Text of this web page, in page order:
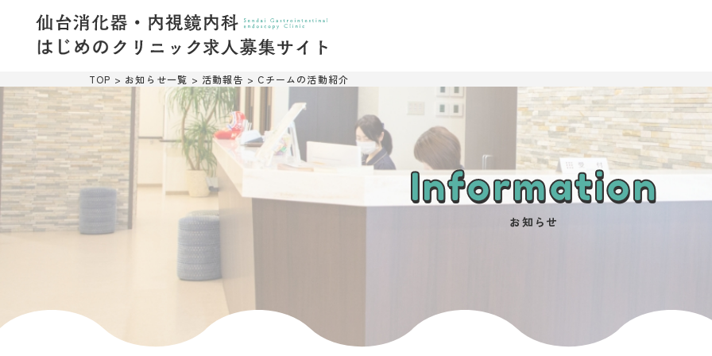
TOP > お知らせ一覧 > 活動報告 > Cチームの活動紹介
Information
お知らせ